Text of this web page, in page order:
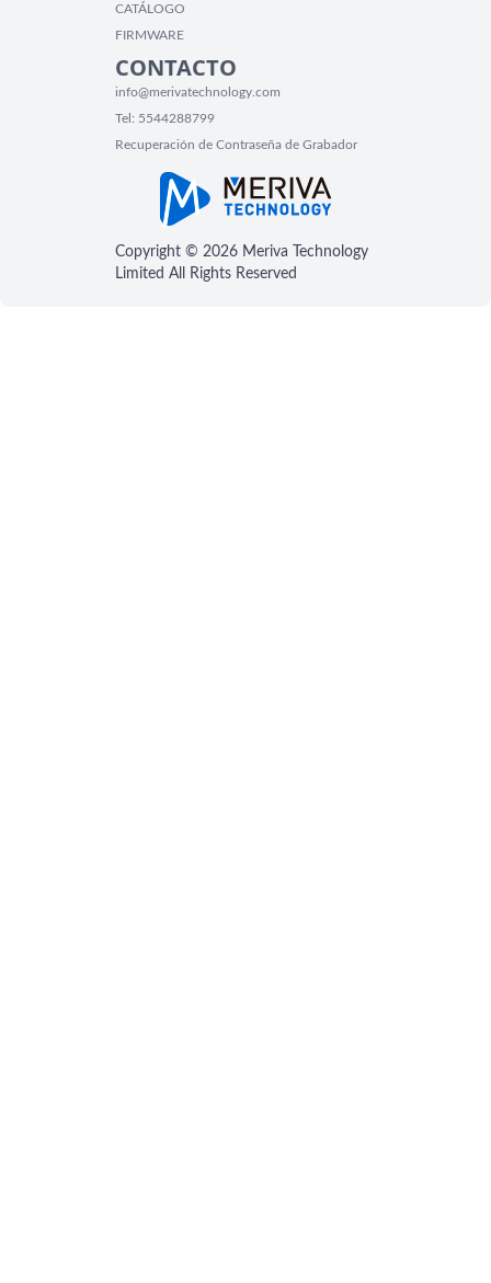
CATÁLOGO
FIRMWARE
CONTACTO
info@merivatechnology.com
Tel: 5544288799
Recuperación de Contraseña de Grabador
Copyright © 2026 Meriva Technology
Limited All Rights Reserved